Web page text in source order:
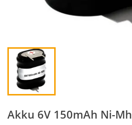
Akku 6V 150mAh Ni-Mh